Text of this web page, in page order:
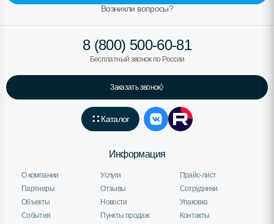
Возникли вопросы?
8 (800) 500-60-81
Бесплатный звонок по России
Заказать звонок
Каталог
Информация
О компании Услуги
Прайс-лист
Партнеры
Отзывы
Сотрудники
Объекты
Новости
Упаковка
События
Пункты продаж
Контакты